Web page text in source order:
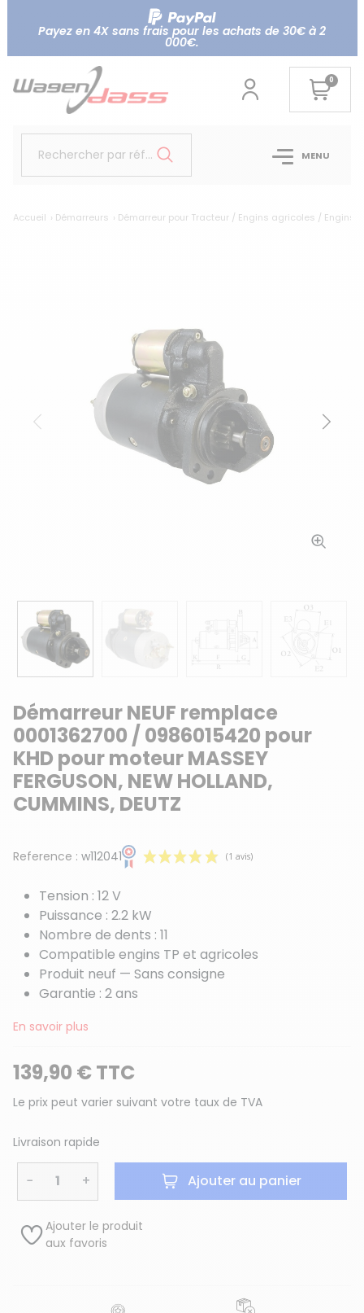
Payez en 4X sans frais pour les achats de 30€ à 2
000€.
0
Rechercher par référence... MENU
Accueil Démarreurs Démarreur pour Tracteur / Engins agricoles / Engins
Précédent
Démarreur NEUF remplace
0001362700 / 0986015420 pour
KHD pour moteur MASSEY
FERGUSON, NEW HOLLAND,
CUMMINS, DEUTZ
Reference : w112041
Tension : 12 V
Puissance : 2.2 kW
Nombre de dents : 11
Compatible engins TP et agricoles
Produit neuf — Sans consigne
Garantie : 2 ans
En savoir plus
139,90 € TTC
Le prix peut varier suivant votre taux de TVA
Livraison rapide
− + Ajouter au panier
Ajouter le produit
aux favoris